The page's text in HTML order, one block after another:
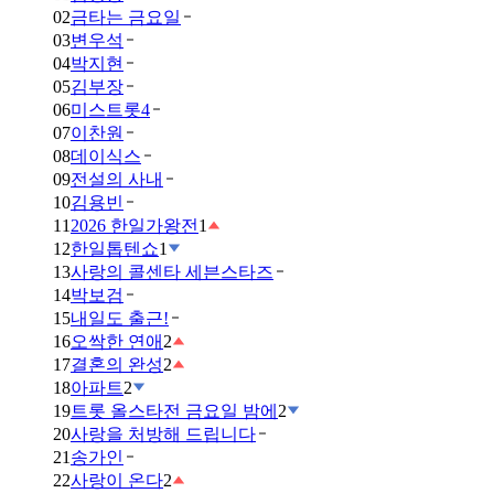
02금타는 금요일
03변우석
04박지현
05김부장
06미스트롯4
07이찬원
08데이식스
09전설의 사내
10김용빈
11 2026 한일가왕전 1
12한일톱텐쇼1
13사랑의 콜센타 세븐스타즈
14박보검
15내일도 출근!
16오싹한 연애 2
17결혼의 완성2
18아파트2
19트롯 올스타전 금요일 밤에 2
20사랑을 처방해 드립니다
21 송가인
22사랑이 온다2